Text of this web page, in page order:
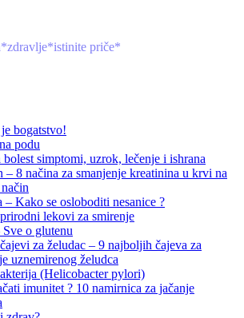
priče*
bogatstvo!
podu
simptomi, uzrok, lečenje i ishrana
– 8 načina za smanjenje kreatinina u krvi na
– Kako se osloboditi nesanice ?
lekovi za smirenje
o glutenu
za želudac – 9 najboljih čajeva za
uznemirenog želudca
(Helicobacter pylori)
imunitet ? 10 namirnica za jačanje